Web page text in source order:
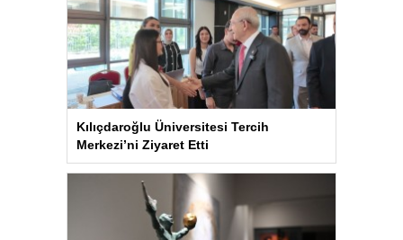
Kılıçdaroğlu Üniversitesi Tercih
Merkezi’ni Ziyaret Etti